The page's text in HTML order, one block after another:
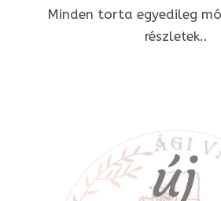
Minden torta egyedileg
részletek..